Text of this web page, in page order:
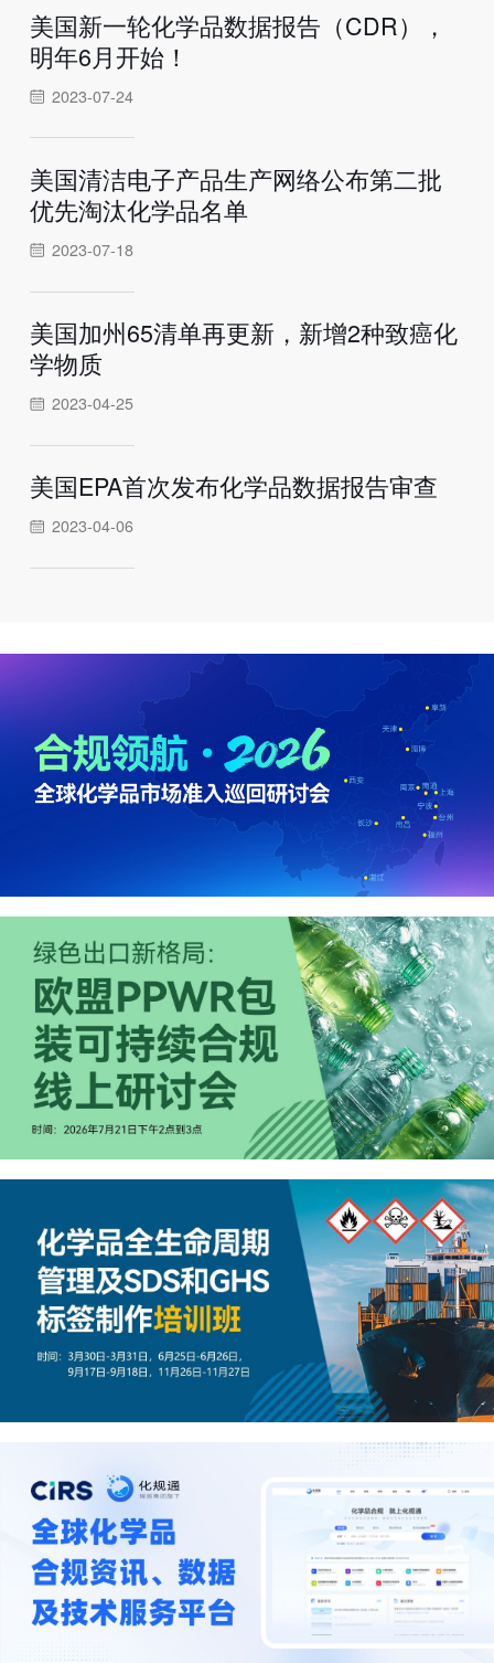
美国新一轮化学品数据报告（CDR），
明年6月开始！
2023-07-24
美国清洁电子产品生产网络公布第二批
优先淘汰化学品名单
2023-07-18
美国加州65清单再更新，新增2种致癌化
学物质
2023-04-25
美国EPA首次发布化学品数据报告审查
2023-04-06